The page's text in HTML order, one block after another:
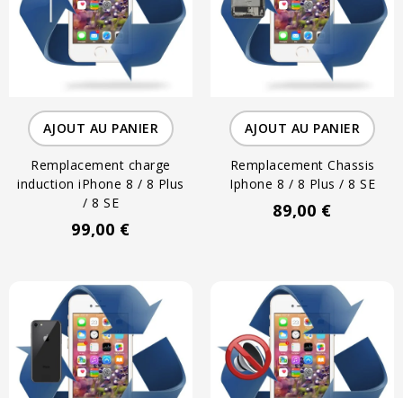
AJOUT AU PANIER
Remplacement charge
induction iPhone 8 / 8 Plus
/ 8 SE
99,00 €
AJOUT AU PANIER
Remplacement Chassis
Iphone 8 / 8 Plus / 8 SE
89,00 €